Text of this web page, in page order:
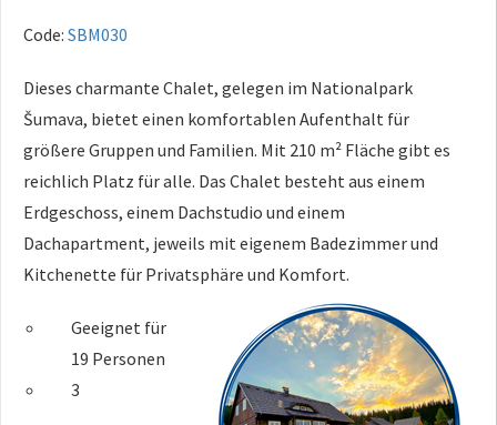
Code: SBM030
Dieses charmante Chalet, gelegen im Nationalpark
Šumava, bietet einen komfortablen Aufenthalt für
größere Gruppen und Familien. Mit 210 m² Fläche gibt es
reichlich Platz für alle. Das Chalet besteht aus einem
Erdgeschoss, einem Dachstudio und einem
Dachapartment, jeweils mit eigenem Badezimmer und
Kitchenette für Privatsphäre und Komfort.
Geeignet für
19 Personen
3